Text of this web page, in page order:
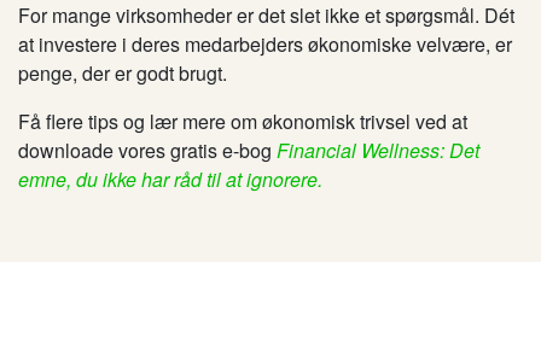
For mange virksomheder er det slet ikke et spørgsmål. Dét
at investere i deres medarbejders økonomiske velvære, er
penge, der er godt brugt.
Få flere tips og lær mere om økonomisk trivsel ved at
downloade vores gratis e-bog Financial Wellness: Det
emne, du ikke har råd til at ignorere.